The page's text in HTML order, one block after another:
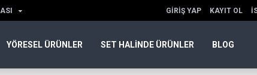
GIRIŞ YAP KAYIT OL
YÖRESEL ÜRÜNLER SET HALINDE ÜRÜNLER BLOG